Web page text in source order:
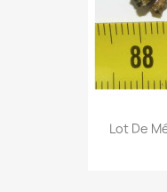
Lot De